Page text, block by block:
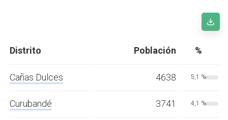
Distrito Población %
Cañas Dulces 4638 5,1 %
Curubandé 3741 4,1 %